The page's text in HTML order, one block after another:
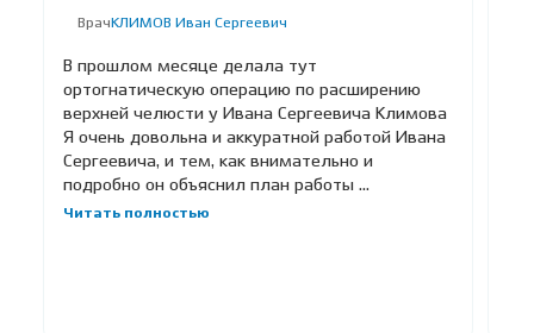
Врач КЛИМОВ Иван Сергеевич
В прошлом месяце делала тут
ортогнатическую операцию по расширению
верхней челюсти у Ивана Сергеевича Климова
Я очень довольна и аккуратной работой Ивана
Сергеевича, и тем, как внимательно и
подробно он объяснил план работы ...
Читать полностью